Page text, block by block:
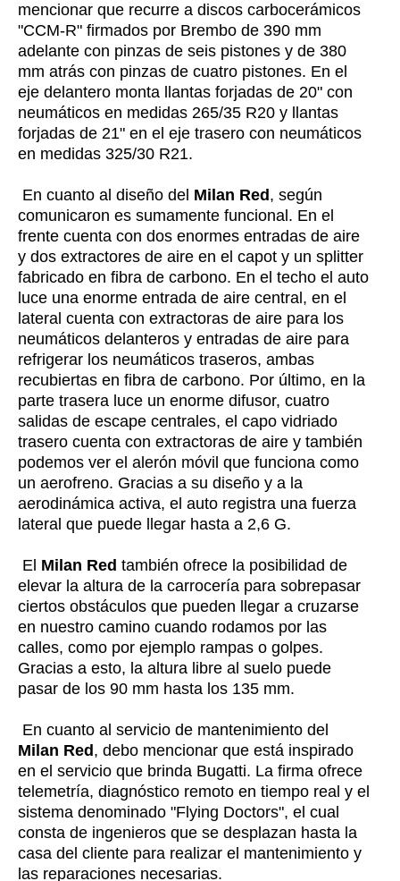
mencionar que recurre a discos carbocerámicos
"CCM-R" firmados por Brembo de 390 mm
adelante con pinzas de seis pistones y de 380
mm atrás con pinzas de cuatro pistones. En el
eje delantero monta llantas forjadas de 20" con
neumáticos en medidas 265/35 R20 y llantas
forjadas de 21" en el eje trasero con neumáticos
en medidas 325/30 R21.
En cuanto al diseño del Milan Red , según
comunicaron es sumamente funcional. En el
frente cuenta con dos enormes entradas de aire
y dos extractores de aire en el capot y un splitter
fabricado en fibra de carbono. En el techo el auto
luce una enorme entrada de aire central, en el
lateral cuenta con extractoras de aire para los
neumáticos delanteros y entradas de aire para
refrigerar los neumáticos traseros, ambas
recubiertas en fibra de carbono. Por último, en la
parte trasera luce un enorme difusor, cuatro
salidas de escape centrales, el capo vidriado
trasero cuenta con extractoras de aire y también
podemos ver el alerón móvil que funciona como
un aerofreno. Gracias a su diseño y a la
aerodinámica activa, el auto registra una fuerza
lateral que puede llegar hasta a 2,6 G.
El Milan Red también ofrece la posibilidad de
elevar la altura de la carrocería para sobrepasar
ciertos obstáculos que pueden llegar a cruzarse
en nuestro camino cuando rodamos por las
calles, como por ejemplo rampas o golpes.
Gracias a esto, la altura libre al suelo puede
pasar de los 90 mm hasta los 135 mm.
En cuanto al servicio de mantenimiento del
Milan Red , debo mencionar que está inspirado
en el servicio que brinda Bugatti. La firma ofrece
telemetría, diagnóstico remoto en tiempo real y el
sistema denominado "Flying Doctors", el cual
consta de ingenieros que se desplazan hasta la
casa del cliente para realizar el mantenimiento y
las reparaciones necesarias.